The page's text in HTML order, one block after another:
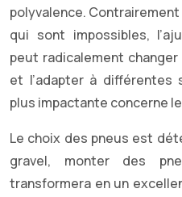
polyvalence.
qui sont impossibles,
peut radicalement
et l’adapter à différentes
plus impactante concerne
Le choix des pneus est
gravel, monter des
transformera en un